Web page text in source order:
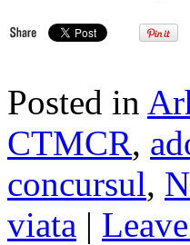
Posted in
CTMCR,
concursul,
viata |